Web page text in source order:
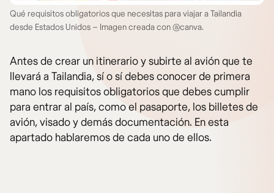
Qué requisitos obligatorios que necesitas para viajar a Tailandia
desde Estados Unidos – Imagen creada con @canva.
Antes de crear un itinerario y subirte al avión que te
llevará a Tailandia, sí o sí debes conocer de primera
mano los requisitos obligatorios que debes cumplir
para entrar al país, como el pasaporte, los billetes de
avión, visado y demás documentación. En esta
apartado hablaremos de cada uno de ellos.